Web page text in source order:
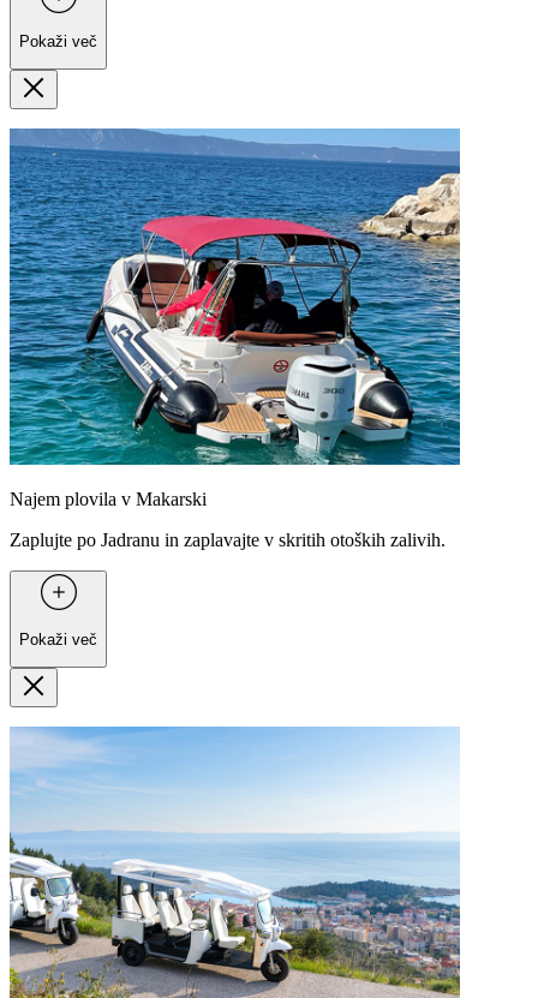
Pokaži več
Najem plovila v Makarski
Zaplujte po Jadranu in zaplavajte v skritih otoških zalivih.
Pokaži več